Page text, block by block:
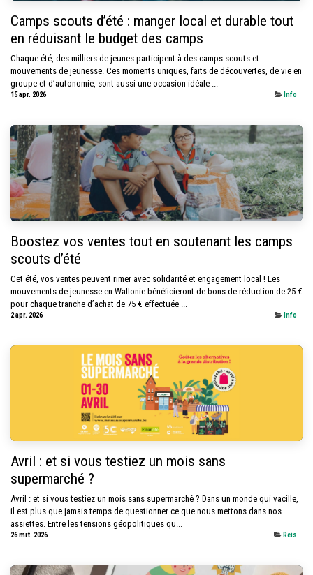
Camps scouts d’été : manger local et durable tout
en réduisant le budget des camps
Chaque été, des milliers de jeunes participent à des camps scouts et
mouvements de jeunesse. Ces moments uniques, faits de découvertes, de vie en
groupe et d’autonomie, sont aussi une occasion idéale ...
15 apr. 2026 Info
Boostez vos ventes tout en soutenant les camps
scouts d’été
Cet été, vos ventes peuvent rimer avec solidarité et engagement local ! Les
mouvements de jeunesse en Wallonie bénéficieront de bons de réduction de 25 €
pour chaque tranche d’achat de 75 € effectuée ...
2 apr. 2026 Info
Avril : et si vous testiez un mois sans
supermarché ?
Avril : et si vous testiez un mois sans supermarché ? Dans un monde qui vacille,
il est plus que jamais temps de questionner ce que nous mettons dans nos
assiettes. Entre les tensions géopolitiques qu...
26 mrt. 2026 Reis